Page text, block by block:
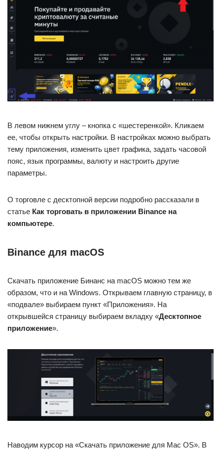
В левом нижнем углу – кнопка с «шестеренкой». Кликаем
ее, чтобы открыть настройки. В настройках можно выбрать
тему приложения, изменить цвет графика, задать часовой
пояс, язык программы, валюту и настроить другие
параметры.
О торговле с десктопной версии подробно рассказали в
статье Как торговать в приложении Binance на
компьютере.
Binance для macOS
Скачать приложение Бинанс на macOS можно тем же
образом, что и на Windows. Открываем главную страницу, в
«подвале» выбираем пункт «Приложения». На
открывшейся страницу выбираем вкладку «Десктопное
приложение».
Наводим курсор на «Скачать приложение для Mac OS». В